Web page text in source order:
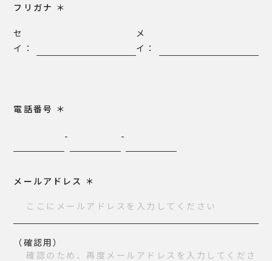
フリガナ ＊
セ
イ：
メ
イ：
電話番号 ＊
- -
メールアドレス ＊
（確認用）